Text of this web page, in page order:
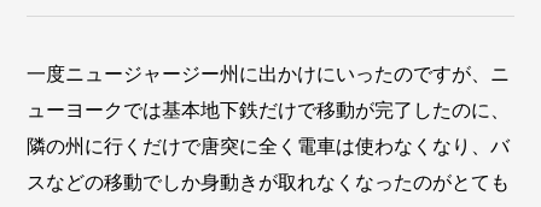
一度ニュージャージー州に出かけにいったのですが、ニ
ューヨークでは基本地下鉄だけで移動が完了したのに、
隣の州に行くだけで唐突に全く電車は使わなくなり、バ
スなどの移動でしか身動きが取れなくなったのがとても